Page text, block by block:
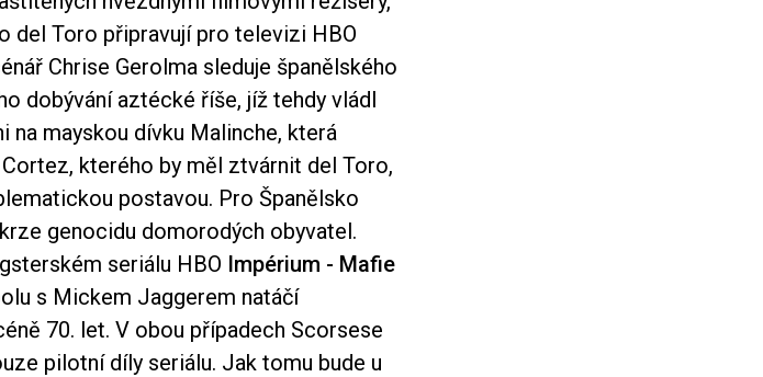
del Toro připravují pro televizi HBO
Chrise Gerolma sleduje španělského
dobývání aztécké říše, jíž tehdy vládl
na mayskou dívku Malinche, která
kterého by měl ztvárnit del Toro,
postavou. Pro Španělsko
genocidu domorodých obyvatel.
seriálu HBO Impérium - Mafie
s Mickem Jaggerem natáčí
70. let. V obou případech Scorsese
pilotní díly seriálu. Jak tomu bude u